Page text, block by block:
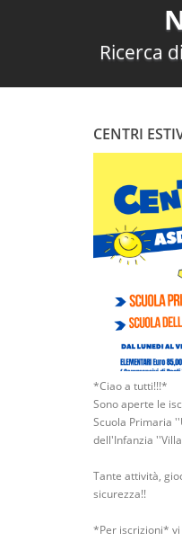
Ricerca
CENTRI
*Ciao a tutti!!!*
Sono aperte le
Scuola Primaria
dell'Infanzia
Tante attività,
sicurezza!!
*Per iscrizioni* vi